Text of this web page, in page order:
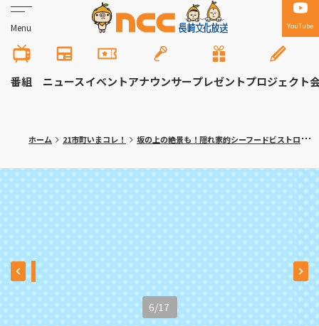
Menu YouTube
番組 ニュースイベントアナウンサープレゼントプロジェクト
ホーム 21市町いまコレ！ 坂の上の絶景も！隠れ家的シーフードビストロ 長崎市「ラ・プラージュ・ドール」
6/17